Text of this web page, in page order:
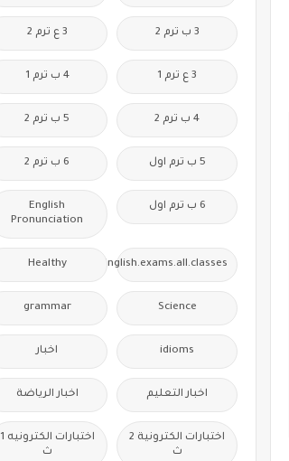
3 ب ترم 2 3 ع ترم 2
3 ع ترم 1 4 ب ترم 1
4 ب ترم 2 5 ب ترم 2
5 ب ترم اول 6 ب ترم 2
6 ب ترم اول
English
Pronunciation
Free.English.exams.all.classes
Healthy
Science
grammar
idioms اخبار
اخبار التعليم اخبار الرياضة
اختبارات الكترونية 2
ث
اختبارات الكترونيه 1
ث